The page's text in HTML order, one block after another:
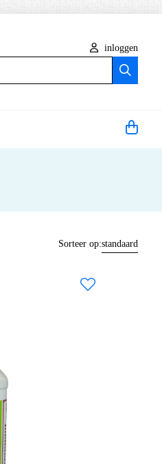
inloggen
Sorteer op:standaard